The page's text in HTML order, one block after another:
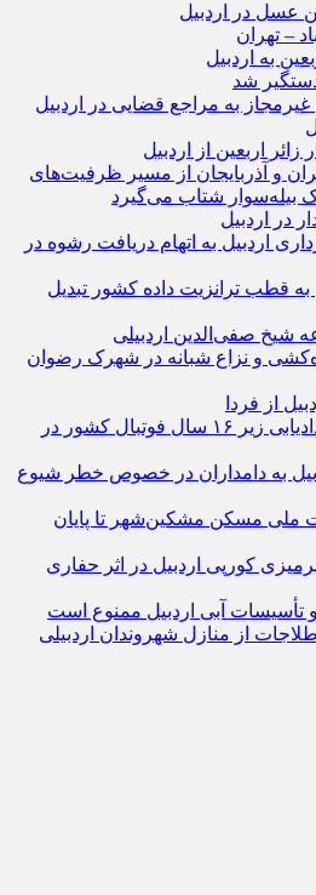
– تهران
شد
و آذربایجان از مسیر ظرفیت‌های
بیله‌سوار شتاب می‌گیرد
در اردبیل
اردبیل به اتهام دریافت رشوه در
به قطب ترانزیت داده کشور تبدیل
شیخ صفی‌الدین اردبیلی
و نزاع شبانه در شهرک رضوان
از فردا
برگزاری اردوی استعدادیابی زیر ۱۶ سال فوتبال کشور در
به دامداران در خصوص خطر شیوع
نهضت ملی مسکن مشکین‌شهر تا پایان
کورپی اردبیل در اثر حفاری
تأسیسات آبی اردبیل ممنوع است
از منازل شهروندان اردبیلی